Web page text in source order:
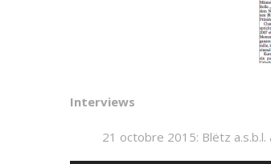
Interviews
21 octobre 2015: Blëtz a.s.b.l.